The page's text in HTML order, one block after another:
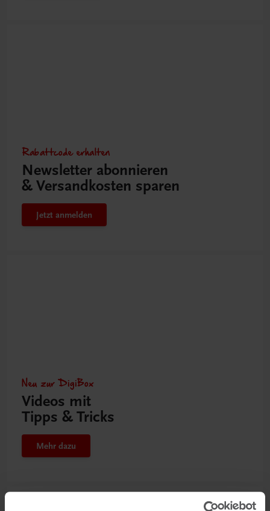
Rabattcode erhalten
Newsletter abonnieren
& Versandkosten sparen
Jetzt anmelden
Neu zur DigiBox
Videos mit
Tipps & Tricks
Mehr dazu